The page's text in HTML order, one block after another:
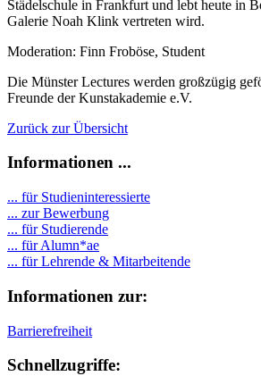
Städelschule in Frankfurt und lebt heute in
Galerie Noah Klink vertreten wird.
Moderation: Finn Froböse, Student
Die Münster Lectures werden großzügig
Freunde der Kunstakademie e.V.
Zurück zur Übersicht
Informationen ...
... für Studieninteressierte
... zur Bewerbung
... für Studierende
... für Alumn*ae
... für Lehrende & Mitarbeitende
Informationen zur:
Barrierefreiheit
Schnellzugriffe: